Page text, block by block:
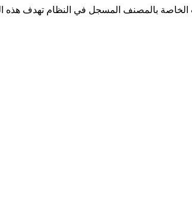
الخاصة بالمصنف المسجل في النظام تهدف هذه